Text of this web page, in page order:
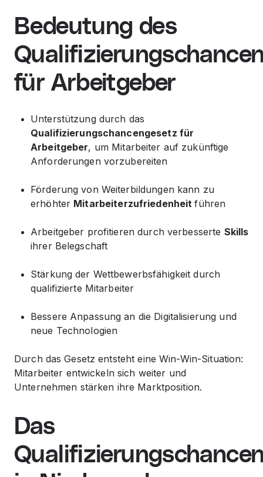
Bedeutung des
für Arbeitgeber
Unterstützung durch das
Qualifizierungschancengesetz für
Arbeitgeber, um Mitarbeiter auf zukünftige
Anforderungen vorzubereiten
Förderung von Weiterbildungen kann zu
erhöhter Mitarbeiterzufriedenheitführen
Arbeitgeber profitieren durch verbesserte Skills
ihrer Belegschaft
Stärkung der Wettbewerbsfähigkeit durch
qualifizierte Mitarbeiter
Bessere Anpassung an die Digitalisierung und
neue Technologien
Durch das Gesetz entsteht eine Win-Win-Situation:
Mitarbeiter entwickeln sich weiter und
Unternehmen stärken ihre Marktposition.
Das